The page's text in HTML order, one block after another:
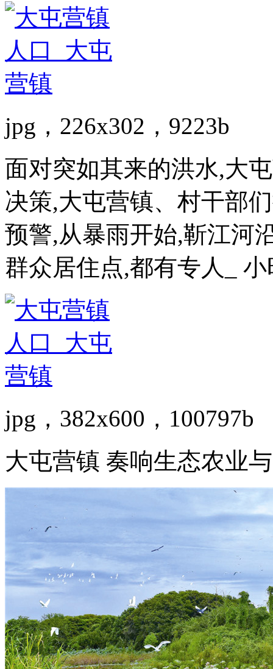
jpg，226x302，9223b
面对突如其来的洪水,大
决策,大屯营镇、村干部
预警,从暴雨开始,靳江河
群众居住点,都有专人_
jpg，382x600，100797b
大屯营镇 奏响生态农业